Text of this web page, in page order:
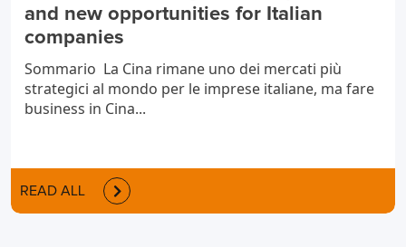
and new opportunities for Italian
companies
Sommario La Cina rimane uno dei mercati più
strategici al mondo per le imprese italiane, ma fare
business in Cina...
READ ALL